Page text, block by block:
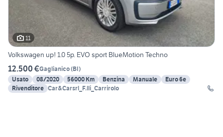
11
Volkswagen up! 1.0 5p. EVO sport BlueMotion Techno
12.500 €Gaglianico(BI)
Usato
08/2020 56000 Km Benzina Manuale
Euro 6e
Rivenditore Car&Carsrl_F.lli_Carrirolo